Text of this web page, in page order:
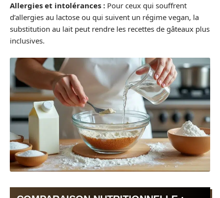
Allergies et intolérances : Pour ceux qui souffrent
d’allergies au lactose ou qui suivent un régime vegan, la
substitution au lait peut rendre les recettes de gâteaux plus
inclusives.